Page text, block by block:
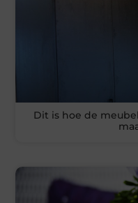
Dit is hoe de